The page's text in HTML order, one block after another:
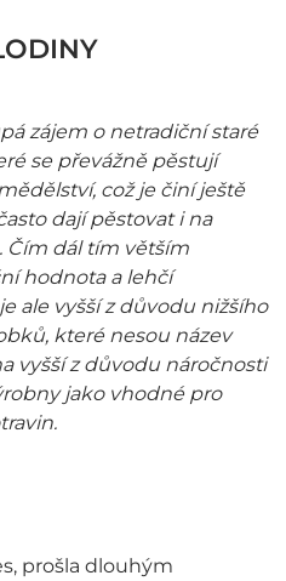
zájem o netradiční staré
se převážně pěstují
což je činí ještě
dají pěstovat i na
dál tím větším
hodnota a lehčí
ale vyšší z důvodu nižšího
které nesou název
vyšší z důvodu náročnosti
jako vhodné pro
prošla dlouhým